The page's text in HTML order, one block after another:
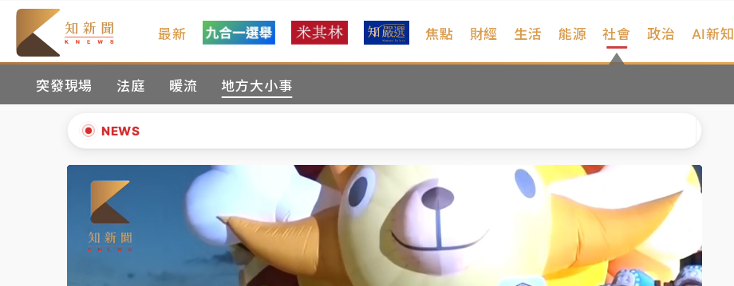
最新 焦點 財經 生活 能源 社會
突發現場 法庭 暖流 地方大小事
政治 AI新知
NEWS
台積電殺35元、台股跌近300點 被動元件、低軌衛星及載板皆走弱
中信慈善基金會想增加董事人數！辜仲諒向法院聲請遭駁 理由曝光
故宮《龍藏經》特展第2檔！今線上預約開賣一度塞車 周六起展出延長至晚上7時
台東農業處長涉圖利渡假村！東檢抗告成功 今重開羈押庭
父親節泡湯了！中颱白海豚雨彈轟3天 「紅到發紫」降雨熱區曝
女律師陳昱瑄詐慈濟10億！黃金158kg遭查扣畫面曝光